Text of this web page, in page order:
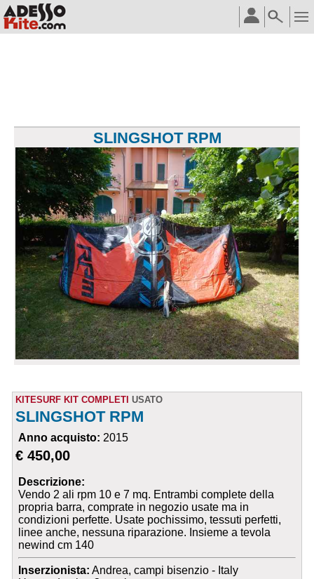
SLINGSHOT RPM
KITESURF KIT COMPLETI USATO
SLINGSHOT RPM
Anno acquisto: 2015
€ 450,00
Descrizione:
Vendo 2 ali rpm 10 e 7 mq. Entrambi complete della
propria barra, comprate in negozio usate ma in
condizioni perfette. Usate pochissimo, tessuti perfetti,
linee anche, nessuna riparazione. Insieme a tevola
newind cm 140
Inserzionista: Andrea, campi bisenzio - Italy